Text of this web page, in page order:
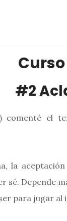
#2
comenté el
la
sé. Depende
para jugar